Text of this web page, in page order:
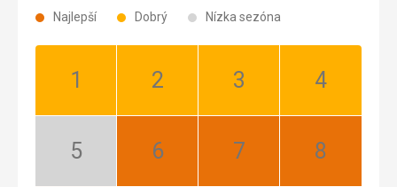
Najlepší Dobrý Nízka sezóna
Január:
Február:
Marec:
Apríl:
Máj:
Jún:
Júl:
August: